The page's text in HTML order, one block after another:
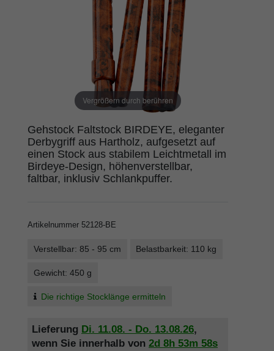
Vergrößern durch berühren
Gehstock Faltstock BIRDEYE, eleganter
Derbygriff aus Hartholz, aufgesetzt auf
einen Stock aus stabilem Leichtmetall im
Birdeye-Design, höhenverstellbar,
faltbar, inklusiv Schlankpuffer.
Artikelnummer 52128-BE
Verstellbar: 85 - 95 cm Belastbarkeit: 110 kg
Gewicht: 450 g
Die richtige Stocklänge ermitteln
Lieferung Di. 11.08. - Do. 13.08.26,
wenn Sie innerhalb von 2d 8h 53m 58s